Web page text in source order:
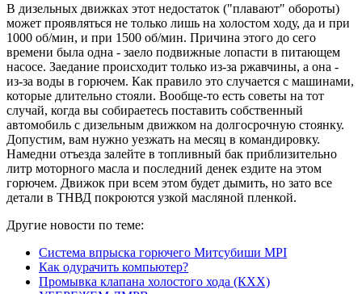
В дизельных движках этот недостаток ("плавают" обороты)
может проявляться не только лишь на холостом ходу, да и при
1000 об/мин, и при 1500 об/мин. Причина этого до сего
времени была одна - заело подвижные лопасти в питающем
насосе. Заедание происходит только из-за ржавчины, а она -
из-за воды в горючем. Как правило это случается с машинами,
которые длительно стояли. Вообще-то есть советы на тот
случай, когда вы собираетесь поставить собственный
автомобиль с дизельным движком на долгосрочную стоянку.
Допустим, вам нужно уезжать на месяц в командировку.
Намедни отъезда залейте в топливный бак приблизительно
литр моторного масла и последний денек ездите на этом
горючем. Движок при всем этом будет дымить, но зато все
детали в ТНВД покроются узкой масляной пленкой.
Другие новости по теме:
Система впрыска горючего Митсубиши MPI
Как одурачить компьютер?
Промывка клапана холостого хода (КХХ)